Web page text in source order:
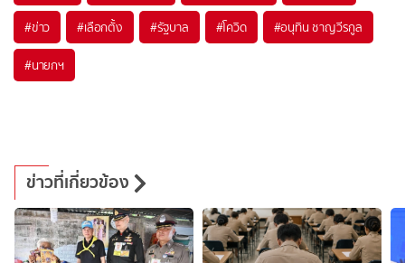
#ข่าว #เลือกตั้ง #รัฐบาล #โควิด #อนุทิน ชาญวีรกูล
#นายกฯ
ข่าวที่เกี่ยวข้อง